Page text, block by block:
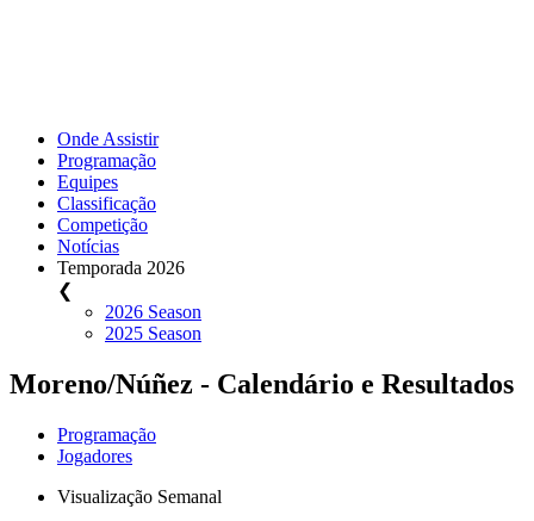
Onde Assistir
Programação
Equipes
Classificação
Competição
Notícias
Temporada 2026
❮
2026 Season
2025 Season
Moreno/Núñez - Calendário e Resultados
Programação
Jogadores
Visualização Semanal